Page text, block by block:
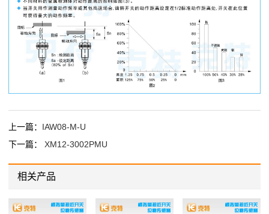
上一篇： IAW08-M-U
下一篇： XM12-3002PMU
相关产品